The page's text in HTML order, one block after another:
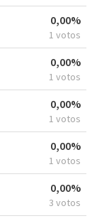
0,00%
1 votos
0,00%
1 votos
0,00%
1 votos
0,00%
1 votos
0,00%
3 votos